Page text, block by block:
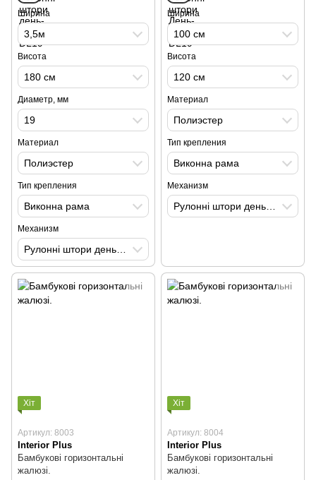
Ширина
3,5м
Висота
180 см
Диаметр, мм
19
Материал
Полиэстер
Тип крепления
Виконна рама
Механизм
Рулонні штори день-ніч. DL19
Ширина
100 см
Висота
120 см
Материал
Полиэстер
Тип крепления
Виконна рама
Механизм
Рулонні штори день-ніч. Закрита система
Хіт
Артикул: 8003
Interior Plus
Бамбукові горизонтальні
жалюзі.
Хіт
Артикул: 8004
Interior Plus
Бамбукові горизонтальні
жалюзі.